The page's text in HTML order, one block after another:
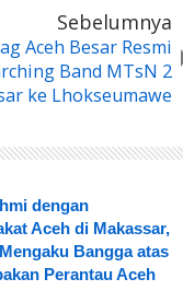
Sebelumnya
Aceh Besar Resmi
Band MTsN 2
ke Lhokseumawe
dengan
Aceh di Makassar,
Bangga atas
Perantau Aceh